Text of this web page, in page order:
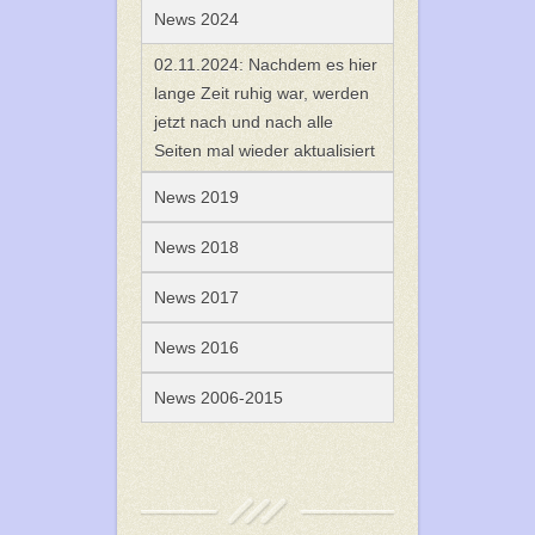
News 2024
02.11.2024: Nachdem es hier
lange Zeit ruhig war, werden
jetzt nach und nach alle
Seiten mal wieder aktualisiert
News 2019
News 2018
News 2017
News 2016
News 2006-2015